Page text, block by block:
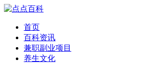
首页
百科资讯
兼职副业项目
养生文化